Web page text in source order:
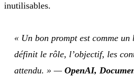
inutilisables.
« Un bon prompt est comme
définit le rôle, l’objectif, les
attendu. » — OpenAI,